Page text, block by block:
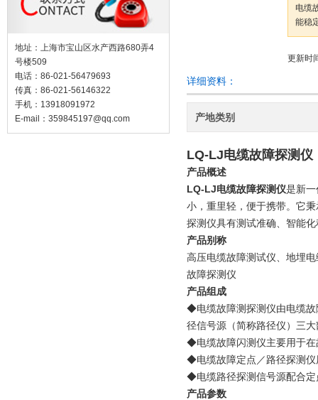
地址：上海市宝山区水产西路680弄4
号楼509
电话：86-021-56479693
传真：86-021-56146322
手机：13918091972
E-mail： 359845197@qq.com
电缆
能稳
更新时
详细资料：
产地类别
LQ-LJ电缆故障探测仪
产品概述
LQ-LJ电缆故障探测仪是新
小，重里轻，便于携带。它
探测仪具有测试准确、智能
产品别称
高压电缆故障测试仪、地埋
故障探测仪
产品组成
◆电缆故障测探测仪由电缆故
径信号源（简称路径仪）三
◆电缆故障闪测仪主要用于在
◆电缆故障定点／路径探测仪
◆电缆路径探测信号源配合
产品参数